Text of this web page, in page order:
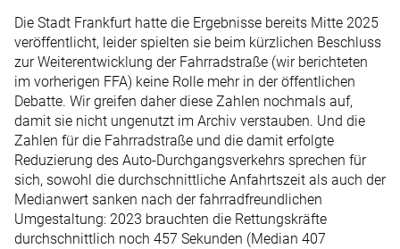
Die Stadt Frankfurt hatte die Ergebnisse bereits Mitte 2025
veröffentlicht, leider spielten sie beim kürzlichen Beschluss
zur Weiterentwicklung der Fahrradstraße (wir berichteten
im vorherigen FFA) keine Rolle mehr in der öffentlichen
Debatte. Wir greifen daher diese Zahlen nochmals auf,
damit sie nicht ungenutzt im Archiv verstauben. Und die
Zahlen für die Fahrradstraße und die damit erfolgte
Reduzierung des Auto-Durchgangsverkehrs sprechen für
sich, sowohl die durchschnittliche Anfahrtszeit als auch der
Medianwert sanken nach der fahrradfreundlichen
Umgestaltung: 2023 brauchten die Rettungskräfte
durchschnittlich noch 457 Sekunden (Median 407